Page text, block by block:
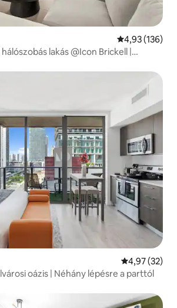
Átlagos
4,93 (136)
lakás @Icon Brickell |
Átlagos
4,97 (32)
oázis | Néhány lépésre a parttól